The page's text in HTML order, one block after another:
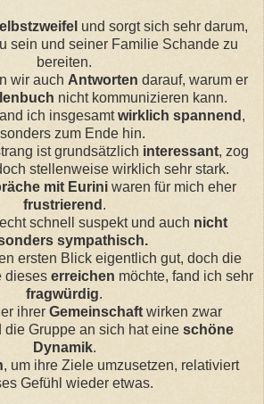
und sorgt sich sehr darum,
sein und seiner Familie Schande zu
bereiten.
wir auch Antworten darauf, warum er
nicht kommunizieren kann.
ich insgesamtwirklich spannend ,
zum Ende hin.
ist grundsätzlich interessant, zog
stellenweise wirklich sehr stark.
mit Eurini waren für mich eher
frustrierend .
schnell suspekt und auch nicht
sympathisch.
ersten Blick eigentlich gut, doch die
dieses erreichen möchte, fand ich sehr
fragwürdig.
ihrer Gemeinschaft wirken zwar
die Gruppe an sich hat eine schöne
Dynamik.
, um ihre Ziele umzusetzen, relativiert
Gefühl wieder etwas.